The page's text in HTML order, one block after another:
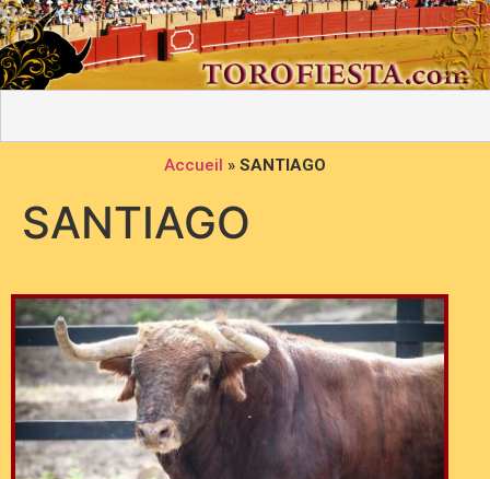
Accueil » SANTIAGO
SANTIAGO